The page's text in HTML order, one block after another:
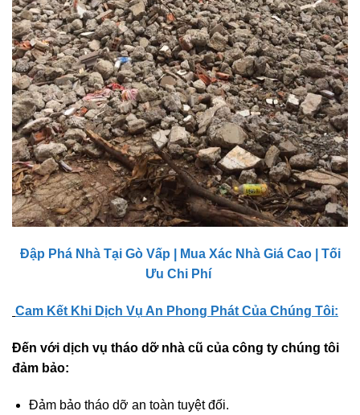
Đập Phá Nhà Tại Gò Vấp | Mua Xác Nhà Giá Cao | Tối
Ưu Chi Phí
Cam Kết Khi Dịch Vụ An Phong Phát Của Chúng Tôi:
Đến với dịch vụ tháo dỡ nhà cũ của công ty chúng tôi
đảm bảo:
Đảm bảo tháo dỡ an toàn tuyệt đối.